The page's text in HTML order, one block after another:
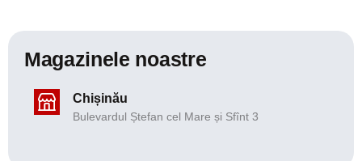
Magazinele noastre
Chișinău
Bulevardul Ștefan cel Mare și Sfînt 3